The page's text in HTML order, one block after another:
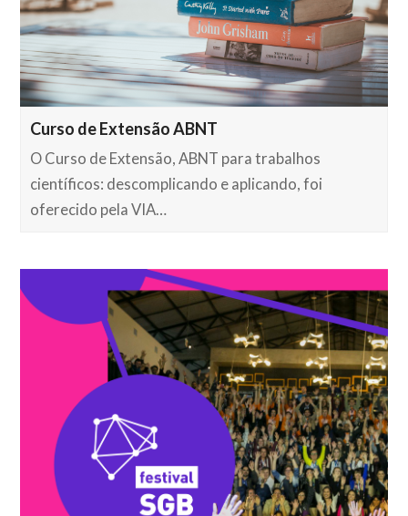
Curso de Extensão ABNT
O Curso de Extensão, ABNT para trabalhos
científicos: descomplicando e aplicando, foi
oferecido pela VIA…